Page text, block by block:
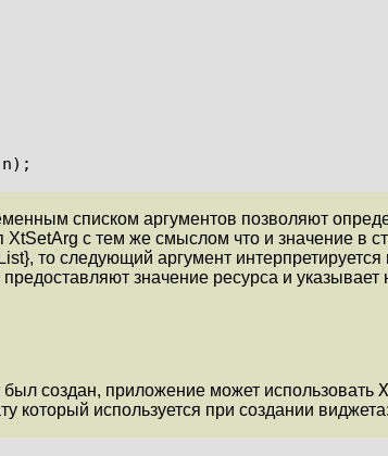
списком аргументов позволяют
XtSetArg с тем же смыслом что и значение в
то следующий аргумент
значение ресурса и
был создан, приложение может использовать
используется при создании виджета: